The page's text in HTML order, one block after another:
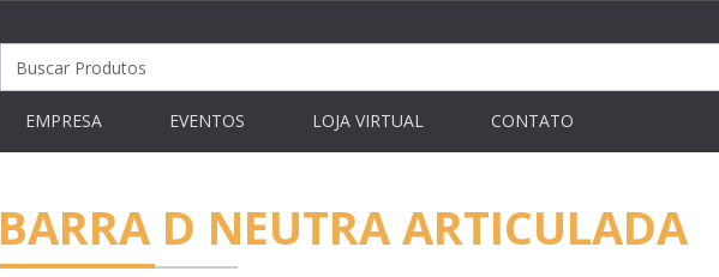
EMPRESA EVENTOS LOJA VIRTUAL CONTATO
BARRA D NEUTRA ARTICULADA